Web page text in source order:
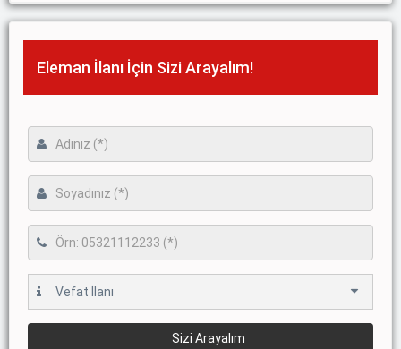
Eleman İlanı İçin Sizi Arayalım!